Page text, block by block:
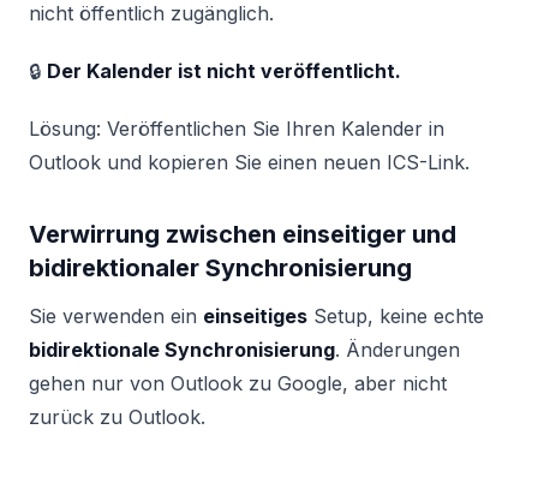
nicht öffentlich zugänglich.
🔒 Der Kalender ist nicht veröffentlicht.
Lösung: Veröffentlichen Sie Ihren Kalender in
Outlook und kopieren Sie einen neuen ICS-Link.
Verwirrung zwischen einseitiger und
bidirektionaler Synchronisierung
Sie verwenden ein einseitiges Setup, keine echte
bidirektionale Synchronisierung. Änderungen
gehen nur von Outlook zu Google, aber nicht
zurück zu Outlook.